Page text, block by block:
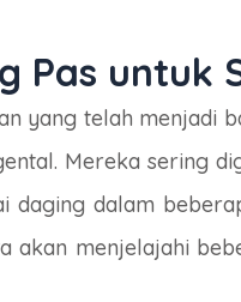
Pas untuk
yang telah menjadi
Mereka sering
daging dalam
akan menjelajahi